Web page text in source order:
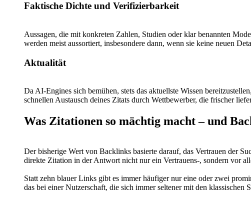
Faktische Dichte und Verifizierbarkeit
Aussagen, die mit konkreten Zahlen, Studien oder klar benannten
werden meist aussortiert, insbesondere dann, wenn sie keine neuen
Aktualität
Da AI-Engines sich bemühen, stets das aktuellste Wissen
schnellen Austausch deines Zitats durch Wettbewerber, die frischer
Was Zitationen so mächtig macht – und
Der bisherige Wert von Backlinks basierte darauf, das Vertrauen der
direkte Zitation in der Antwort nicht nur ein Vertrauens-, sondern vor
Statt zehn blauer Links gibt es immer häufiger nur eine oder zwei
das bei einer Nutzerschaft, die sich immer seltener mit den